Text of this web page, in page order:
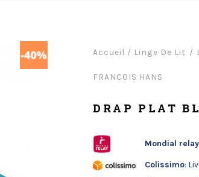
Accueil / Linge De Lit
FRANCOIS HANS
DRAP PLAT
Mondial relay
Colissimo: